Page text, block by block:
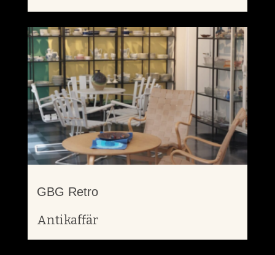
GBG Retro
Antikaffär